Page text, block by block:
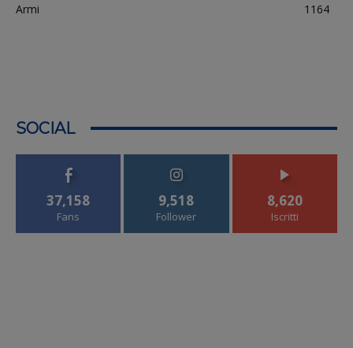
Armi
1164
SOCIAL
37,158
Fans
9,518
Follower
8,620
Iscritti